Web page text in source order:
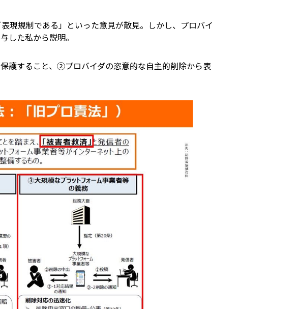
現規制である」といった意見が散見。しかし、プロバイ
した私から説明。
護すること、②プロバイダの恣意的な自主的削除から表